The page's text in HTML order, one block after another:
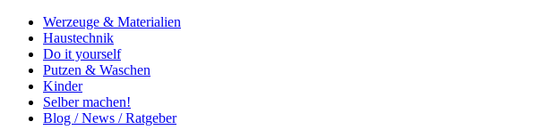
Werzeuge & Materialien
Haustechnik
Do it yourself
Putzen & Waschen
Kinder
Selber machen!
Blog / News / Ratgeber